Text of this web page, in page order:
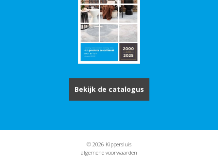
Bekijk de catalogus
© 2026 Kippersluis
algemene voorwaarden